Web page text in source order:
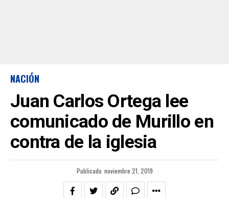
NACIÓN
Juan Carlos Ortega lee
comunicado de Murillo en
contra de la iglesia
Publicado noviembre 21, 2019